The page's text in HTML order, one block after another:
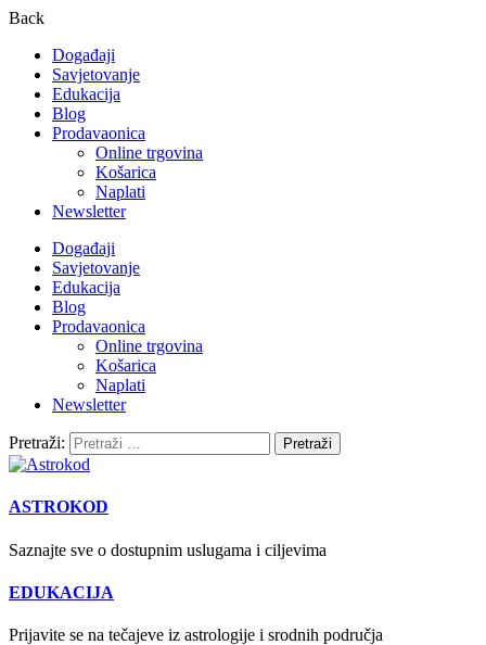
Back
Događaji
Savjetovanje
Edukacija
Blog
Prodavaonica
Online trgovina
Košarica
Naplati
Newsletter
Događaji
Savjetovanje
Edukacija
Blog
Prodavaonica
Online trgovina
Košarica
Naplati
Newsletter
Pretraži:
ASTROKOD
Saznajte sve o dostupnim uslugama i ciljevima
EDUKACIJA
Prijavite se na tečajeve iz astrologije i srodnih područja